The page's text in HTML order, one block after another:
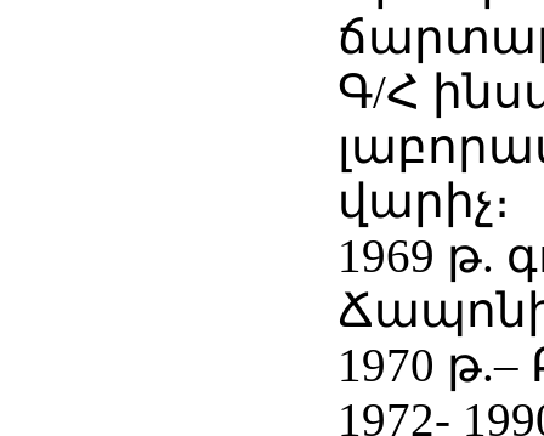
Գ/Հ
վարիչ։
1969 թ.
1970
1972-